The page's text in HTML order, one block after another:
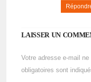
LAISSER UN
Votre adresse e-mail
obligatoires sont